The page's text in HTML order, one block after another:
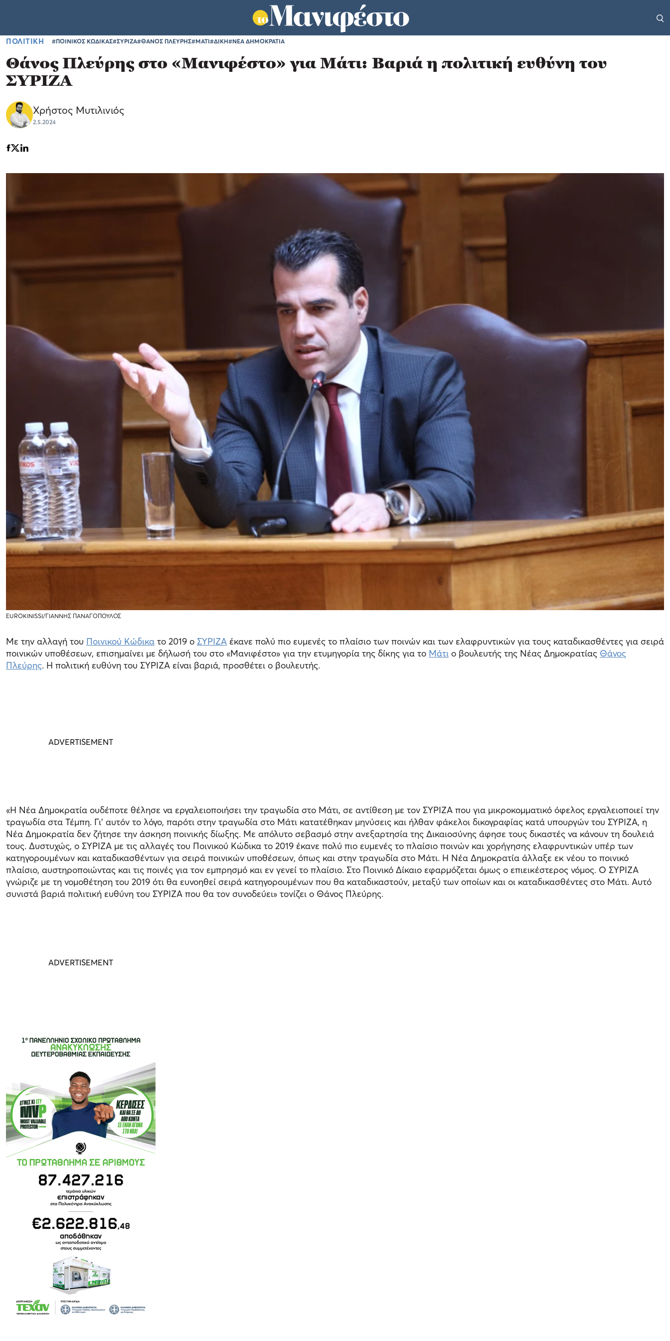
ΠΟΛΙΤΙΚΗ #ΠΟΙΝΙΚΟΣ ΚΩΔΙΚΑΣ#ΣΥΡΙΖΑ#ΘΑΝΟΣ ΠΛΕΥΡΗΣ#ΜΑΤΙ#ΔΙΚΗ#ΝΕΑ ΔΗΜΟΚΡΑΤΙΑ
Θάνος Πλεύρης στο «Μανιφέστο» για Μάτι: Βαριά η πολιτική ευθύνη του
ΣΥΡΙΖΑ
Χρήστος Μυτιλινιός
2.5.2024
EUROKINISSI/ΓΙΑΝΝΗΣ ΠΑΝΑΓΟΠΟΥΛΟΣ
Με την αλλαγή του Ποινικού Κώδικα το 2019 ο ΣΥΡΙΖΑ έκανε πολύ πιο ευμενές το πλαίσιο των ποινών και των ελαφρυντικών για τους καταδικασθέντες για σειρά
ποινικών υποθέσεων, επισημαίνει με δήλωσή του στο «Μανιφέστο» για την ετυμηγορία της δίκης για το Μάτι ο βουλευτής της Νέας Δημοκρατίας Θάνος
Πλεύρης. Η πολιτική ευθύνη του ΣΥΡΙΖΑ είναι βαριά, προσθέτει ο βουλευτής.
«Η Νέα Δημοκρατία ουδέποτε θέλησε να εργαλειοποιήσει την τραγωδία στο Μάτι, σε αντίθεση με τον ΣΥΡΙΖΑ που για μικροκομματικό όφελος εργαλειοποιεί την
τραγωδία στα Τέμπη. Γι’ αυτόν το λόγο, παρότι στην τραγωδία στο Μάτι κατατέθηκαν μηνύσεις και ήλθαν φάκελοι δικογραφίας κατά υπουργών του ΣΥΡΙΖΑ, η
Νέα Δημοκρατία δεν ζήτησε την άσκηση ποινικής δίωξης. Με απόλυτο σεβασμό στην ανεξαρτησία της Δικαιοσύνης άφησε τους δικαστές να κάνουν τη δουλειά
τους. Δυστυχώς, ο ΣΥΡΙΖΑ με τις αλλαγές του Ποινικού Κώδικα το 2019 έκανε πολύ πιο ευμενές το πλαίσιο ποινών και χορήγησης ελαφρυντικών υπέρ των
κατηγορουμένων και καταδικασθέντων για σειρά ποινικών υποθέσεων, όπως και στην τραγωδία στο Μάτι. Η Νέα Δημοκρατία άλλαξε εκ νέου το ποινικό
πλαίσιο, αυστηροποιώντας και τις ποινές για τον εμπρησμό και εν γενεί το πλαίσιο. Στο Ποινικό Δίκαιο εφαρμόζεται όμως ο επιεικέστερος νόμος. Ο ΣΥΡΙΖΑ
γνώριζε με τη νομοθέτηση του 2019 ότι θα ευνοηθεί σειρά κατηγορουμένων που θα καταδικαστούν, μεταξύ των οποίων και οι καταδικασθέντες στο Μάτι. Αυτό
συνιστά βαριά πολιτική ευθύνη του ΣΥΡΙΖΑ που θα τον συνοδεύει» τονίζει ο Θάνος Πλεύρης.